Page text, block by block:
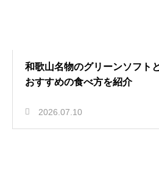
和歌山名物のグリーンソフト
おすすめの食べ方を紹介
2026.07.10